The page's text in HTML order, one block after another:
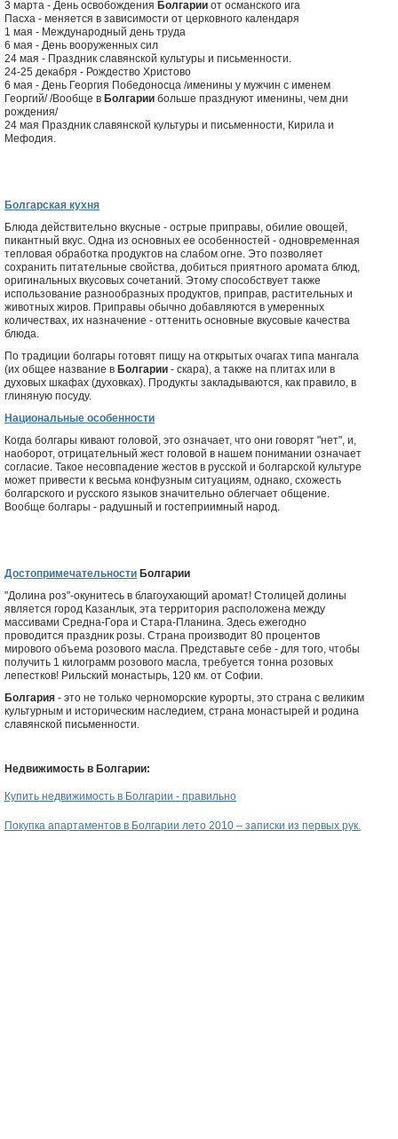
3 марта - День освобождения Болгарии от османского ига
Пасха - меняется в зависимости от церковного календаря
1 мая - Международный день труда
6 мая - День вооруженных сил
24 мая - Праздник славянской культуры и письменности.
24-25 декабря - Рождество Христово
6 мая - День Георгия Победоносца /именины у мужчин с именем
Георгий/ /Вообще в Болгарии больше празднуют именины, чем дни
рождения/
24 мая Праздник славянской культуры и письменности, Кирила и
Мефодия.
Болгарская кухня
Блюда действительно вкусные - острые приправы, обилие овощей,
пикантный вкус. Одна из основных ее особенностей - одновременная
тепловая обработка продуктов на слабом огне. Это позволяет
сохранить питательные свойства, добиться приятного аромата блюд,
оригинальных вкусовых сочетаний. Этому способствует также
использование разнообразных продуктов, приправ, растительных и
животных жиров. Приправы обычно добавляются в умеренных
количествах, их назначение - оттенить основные вкусовые качества
блюда.
По традиции болгары готовят пищу на открытых очагах типа мангала
(их общее название в Болгарии - скара), а также на плитах или в
духовых шкафах (духовках). Продукты закладываются, как правило, в
глиняную посуду.
Национальные особенности
Когда болгары кивают головой, это означает, что они говорят "нет", и,
наоборот, отрицательный жест головой в нашем понимании означает
согласие. Такое несовпадение жестов в русской и болгарской культуре
может привести к весьма конфузным ситуациям, однако, схожесть
болгарского и русского языков значительно облегчает общение.
Вообще болгары - радушный и гостеприимный народ.
Достопримечательности Болгарии
"Долина роз"-окунитесь в благоухающий аромат! Столицей долины
является город Казанлык, эта территория расположена между
массивами Средна-Гора и Стара-Планина. Здесь ежегодно
проводится праздник розы. Страна производит 80 процентов
мирового объема розового масла. Представьте себе - для того, чтобы
получить 1 килограмм розового масла, требуется тонна розовых
лепестков! Рильский монастырь, 120 км. от Софии.
Болгария - это не только черноморские курорты, это страна с великим
культурным и историческим наследием, страна монастырей и родина
славянской письменности.
Недвижимость в Болгарии:
Купить недвижимость в Болгарии - правильно
Покупка апартаментов в Болгарии лето 2010 – записки из первых рук.